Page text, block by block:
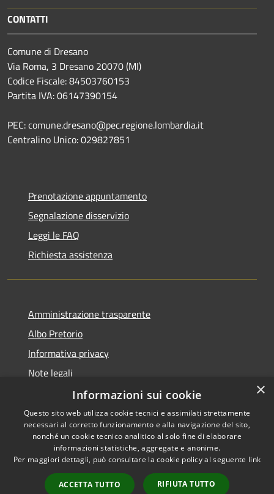
CONTATTI
Comune di Dresano
Via Roma, 3 Dresano 20070 (MI)
Codice Fiscale: 84503760153
Partita IVA: 06147390154
PEC: comune.dresano@pec.regione.lombardia.it
Centralino Unico: 029827851
Prenotazione appuntamento
Segnalazione disservizio
Leggi le FAQ
Richiesta assistenza
Amministrazione trasparente
Albo Pretorio
Informativa privacy
Note legali
Dichiarazione di accessibilità
RSS
Accessibilità
Copyright © 2026 • Comune di
Municipium•
Accesso
×
Informazioni sui cookie
Questo sito web utilizza cookie tecnici e assimilati strettamente
necessari al corretto funzionamento e alla navigazione del sito,
nonché un cookie tecnico analitico al solo fine di elaborare
informazioni statistiche, aggregate e anonime.
Per maggiori dettagli, può consultare la cookie policy al seguente link
ACCETTA TUTTO RIFIUTA TUTTO